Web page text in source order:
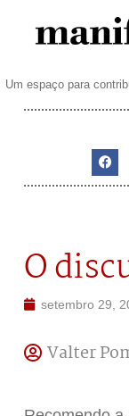
Um espaço para
O
setembro 29,
Valter